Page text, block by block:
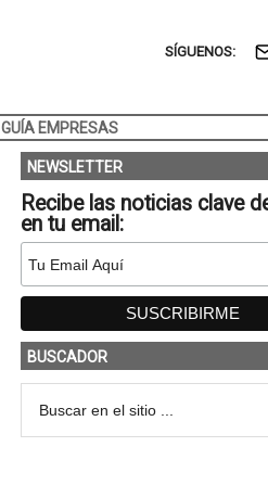
SÍGUENOS:
GUÍA EMPRESAS
NEWSLETTER
Recibe las noticias clave
en tu email:
BUSCADOR